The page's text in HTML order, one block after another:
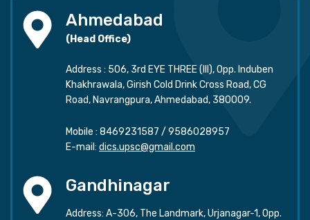
Ahmedabad
(Head Office)
Address : 506, 3rd EYE THREE (III), Opp. Induben
Khakhrawala, Girish Cold Drink Cross Road, CG
Road, Navrangpura, Ahmedabad, 380009.
Mobile : 8469231587 / 9586028957
E-mail: dics.upsc@gmail.com
Gandhinagar
Address: A-306, The Landmark, Urjanagar-1, Opp.